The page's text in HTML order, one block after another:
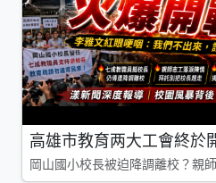
高雄市教育两大工會終於
岡山國小校長被迫降調離校？親